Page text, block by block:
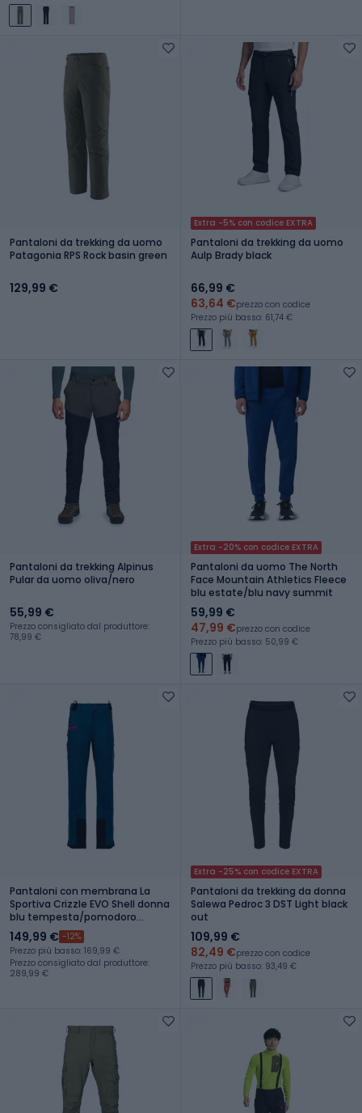
Pantaloni da trekking da uomo
Patagonia RPS Rock basin green
129,99 €
Extra -5% con codice EXTRA
Pantaloni da trekking da uomo
Aulp Brady black
66,99 €
63,64 €prezzo con codice
Prezzo più basso: 61,74 €
Pantaloni da trekking Alpinus
Pular da uomo oliva/nero
55,99 €
Prezzo consigliato dal produttore:
78,99 €
Extra -20% con codice EXTRA
Pantaloni da uomo The North
Face Mountain Athletics Fleece
blu estate/blu navy summit
59,99 €
47,99 €prezzo con codice
Prezzo più basso: 50,99 €
Pantaloni con membrana La
Sportiva Crizzle EVO Shell donna
blu tempesta/pomodoro
ciliegia
149,99 € -12%
Prezzo più basso: 169,99 €
Prezzo consigliato dal produttore:
289,99 €
Extra -25% con codice EXTRA
Pantaloni da trekking da donna
Salewa Pedroc 3 DST Light black
out
109,99 €
82,49 €prezzo con codice
Prezzo più basso: 93,49 €